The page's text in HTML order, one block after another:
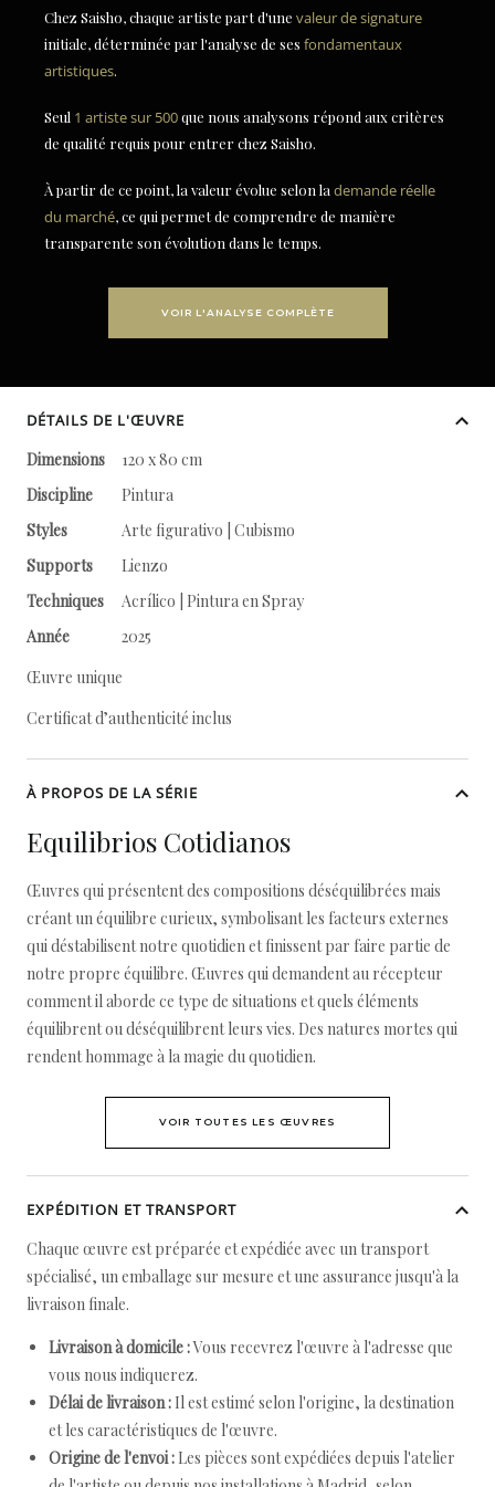
Chez Saisho, chaque artiste part d'une valeur de signature
initiale, déterminée par l'analyse de ses fondamentaux
artistiques.
Seul 1 artiste sur 500que nous analysons répond aux critères
de qualité requis pour entrer chez Saisho.
À partir de ce point, la valeur évolue selon la demande réelle
du marché, ce qui permet de comprendre de manière
transparente son évolution dans le temps.
VOIR L'ANALYSE COMPLÈTE
DÉTAILS DE L'ŒUVRE
Dimensions
120 x 80 cm
Discipline
Pintura
Styles
Arte figurativo | Cubismo
Supports
Lienzo
Techniques
Acrílico | Pintura en Spray
Année
2025
Œuvre unique
Certificat d’authenticité inclus
À PROPOS DE LA SÉRIE
Equilibrios Cotidianos
Œuvres qui présentent des compositions déséquilibrées mais
créant un équilibre curieux, symbolisant les facteurs externes
qui déstabilisent notre quotidien et finissent par faire partie de
notre propre équilibre. Œuvres qui demandent au récepteur
comment il aborde ce type de situations et quels éléments
équilibrent ou déséquilibrent leurs vies. Des natures mortes qui
rendent hommage à la magie du quotidien.
VOIR TOUTES LES ŒUVRES
EXPÉDITION ET TRANSPORT
Chaque œuvre est préparée et expédiée avec un transport
spécialisé, un emballage sur mesure et une assurance jusqu'à la
livraison finale.
Livraison à domicile :Vous recevrez l'œuvre à l'adresse que
vous nous indiquerez.
Délai de livraison : Il est estimé selon l'origine, la destination
et les caractéristiques de l'œuvre.
Origine de l'envoi : Les pièces sont expédiées depuis l'atelier